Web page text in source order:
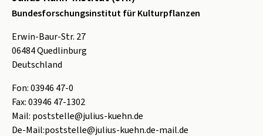
Bundesforschungsinstitut für Kulturpflanzen
Erwin-Baur-Str. 27
06484Quedlinburg
Deutschland
Fon:03946 47-0
Fax:03946 47-1302
Mail: poststelle@julius-kuehn.de
De-Mail:poststelle@julius-kuehn.de-mail.de